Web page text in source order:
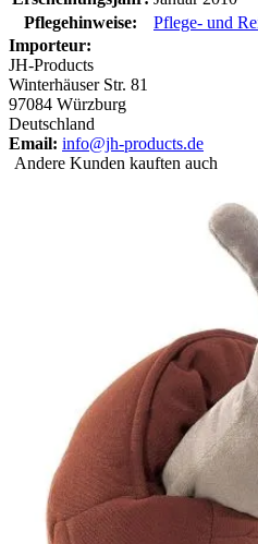
Pflegehinweise:
Pflege- und
Importeur:
JH-Products
Winterhäuser Str. 81
97084 Würzburg
Deutschland
Email: info@jh-products.de
Andere Kunden kauften auch